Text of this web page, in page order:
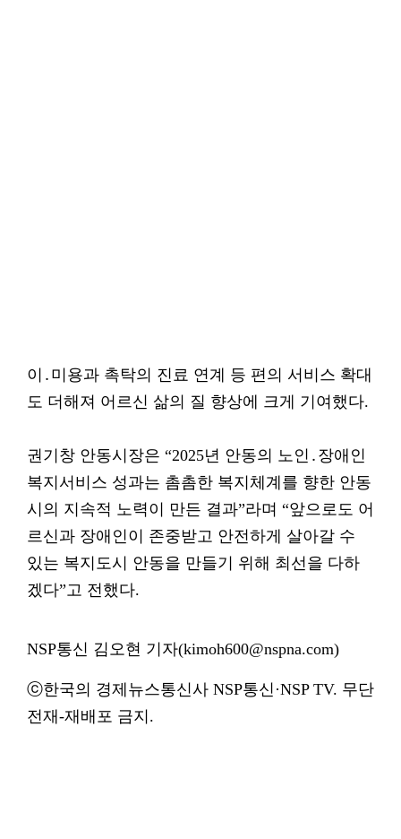
이․미용과 촉탁의 진료 연계 등 편의 서비스 확대
도 더해져 어르신 삶의 질 향상에 크게 기여했다.
권기창 안동시장은 “2025년 안동의 노인․장애인
복지서비스 성과는 촘촘한 복지체계를 향한 안동
시의 지속적 노력이 만든 결과”라며 “앞으로도 어
르신과 장애인이 존중받고 안전하게 살아갈 수
있는 복지도시 안동을 만들기 위해 최선을 다하
겠다”고 전했다.
NSP통신 김오현 기자(kimoh600@nspna.com)
ⓒ한국의 경제뉴스통신사 NSP통신·NSP TV. 무단
전재-재배포 금지.